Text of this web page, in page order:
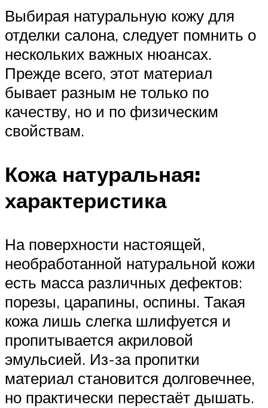
Выбирая натуральную кожу для
отделки салона, следует помнить о
нескольких важных нюансах.
Прежде всего, этот материал
бывает разным не только по
качеству, но и по физическим
свойствам.
Кожа натуральная:
характеристика
На поверхности настоящей,
необработанной натуральной кожи
есть масса различных дефектов:
порезы, царапины, оспины. Такая
кожа лишь слегка шлифуется и
пропитывается акриловой
эмульсией. Из-за пропитки
материал становится долговечнее,
но практически перестаёт дышать.